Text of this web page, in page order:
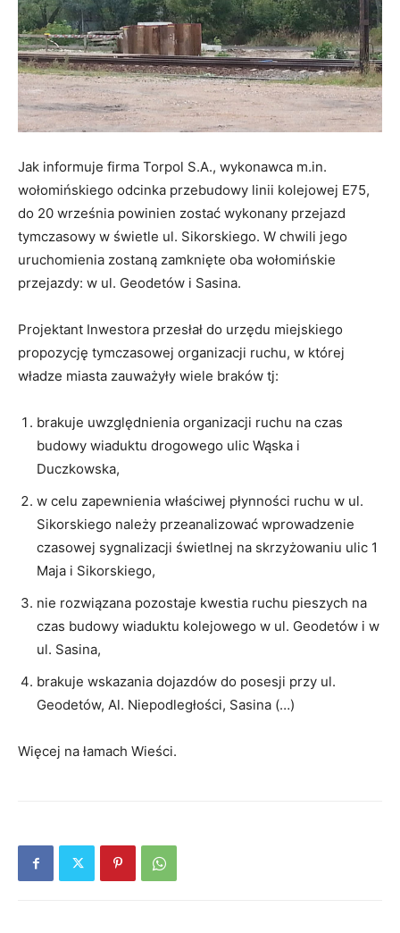
Jak informuje firma Torpol S.A., wykonawca m.in.
wołomińskiego odcinka przebudowy linii kolejowej E75,
do 20 września powinien zostać wykonany przejazd
tymczasowy w świetle ul. Sikorskiego. W chwili jego
uruchomienia zostaną zamknięte oba wołomińskie
przejazdy: w ul. Geodetów i Sasina.
Projektant Inwestora przesłał do urzędu miejskiego
propozycję tymczasowej organizacji ruchu, w której
władze miasta zauważyły wiele braków tj:
brakuje uwzględnienia organizacji ruchu na czas
budowy wiaduktu drogowego ulic Wąska i
Duczkowska,
w celu zapewnienia właściwej płynności ruchu w ul.
Sikorskiego należy przeanalizować wprowadzenie
czasowej sygnalizacji świetlnej na skrzyżowaniu ulic 1
Maja i Sikorskiego,
nie rozwiązana pozostaje kwestia ruchu pieszych na
czas budowy wiaduktu kolejowego w ul. Geodetów i w
ul. Sasina,
brakuje wskazania dojazdów do posesji przy ul.
Geodetów, Al. Niepodległości, Sasina (…)
Więcej na łamach Wieści.